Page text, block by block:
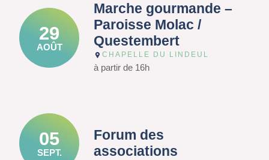
29
AOÛT
Marche gourmande –
Paroisse Molac /
Questembert
CHAPELLE DU LINDEUL
à partir de 16h
05
SEPT.
Forum des
associations